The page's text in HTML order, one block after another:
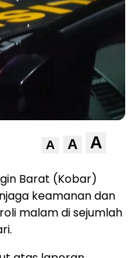
A A A
Barat (Kobar)
keamanan dan
malam di sejumlah